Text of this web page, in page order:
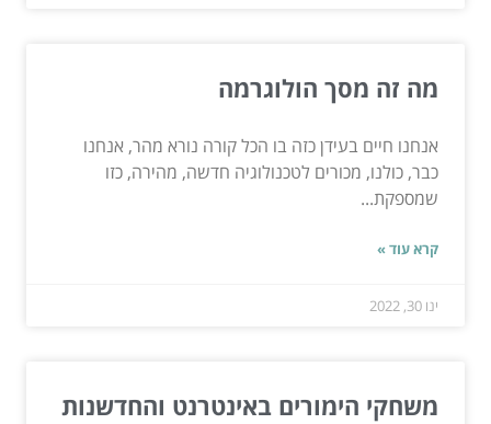
מה זה מסך הולוגרמה
אנחנו חיים בעידן כזה בו הכל קורה נורא מהר, אנחנו
כבר, כולנו, מכורים לטכנולוגיה חדשה, מהירה, כזו
שמספקת...
קרא עוד »
ינו 30, 2022
משחקי הימורים באינטרנט והחדשנות